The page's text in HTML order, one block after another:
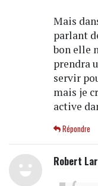
Mais
parlant
bon elle
prendra
servir
mais je
active
Répondre
Robert